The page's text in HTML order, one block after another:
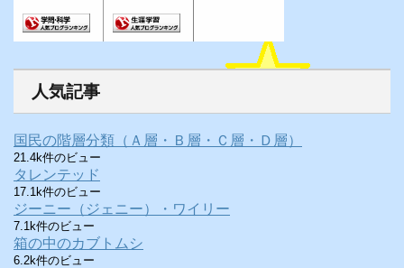
人気記事
国民の階層分類（Ａ層・Ｂ層・Ｃ層・Ｄ層）
21.4k件のビュー
タレンテッド
17.1k件のビュー
ジーニー（ジェニー）・ワイリー
7.1k件のビュー
箱の中のカブトムシ
6.2k件のビュー